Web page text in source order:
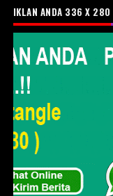
IKLAN ANDA 336 X 280